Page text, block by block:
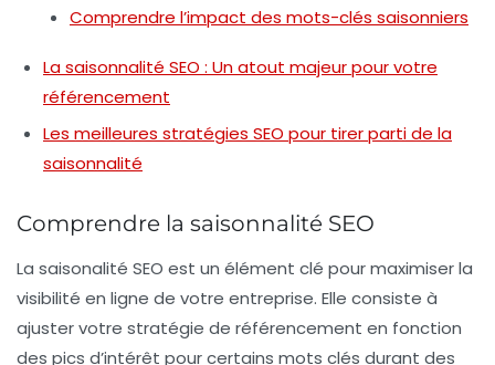
Comprendre l’impact des mots-clés saisonniers
La saisonnalité SEO : Un atout majeur pour votre
référencement
Les meilleures stratégies SEO pour tirer parti de la
saisonnalité
Comprendre la saisonnalité SEO
La saisonalité SEO est un élément clé pour maximiser la
visibilité en ligne de votre entreprise. Elle consiste à
ajuster votre stratégie de référencement en fonction
des pics d’intérêt pour certains mots clés durant des